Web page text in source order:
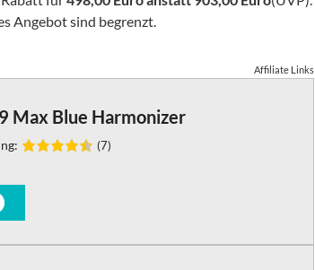
Angebot sind begrenzt.
Affiliate Links
Max Blue Harmonizer
(7)